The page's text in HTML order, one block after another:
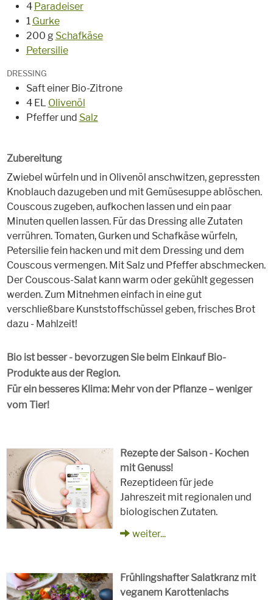
4 Paradeiser
1 Gurke
200 g Schafkäse
Petersilie
DRESSING
Saft einer Bio-Zitrone
4 EL Olivenöl
Pfeffer und Salz
Zubereitung
Zwiebel würfeln und in Olivenöl anschwitzen, gepressten
Knoblauch dazugeben und mit Gemüsesuppe ablöschen.
Couscous zugeben, aufkochen lassen und ein paar
Minuten quellen lassen. Für das Dressing alle Zutaten
verrühren. Tomaten, Gurken und Schafkäse würfeln,
Petersilie fein hacken und mit dem Dressing und dem
Couscous vermengen. Mit Salz und Pfeffer abschmecken.
Der Couscous-Salat kann warm oder gekühlt gegessen
werden. Zum Mitnehmen einfach in eine gut
verschließbare Kunststoffschüssel geben, frisches Brot
dazu - Mahlzeit!
Bio ist besser - bevorzugen Sie beim Einkauf Bio-
Produkte aus der Region.
Für ein besseres Klima: Mehr von der Pflanze – weniger
vom Tier!
Rezepte der Saison - Kochen
mit Genuss!
Rezeptideen für jede
Jahreszeit mit regionalen und
biologischen Zutaten.
weiter...
Frühlingshafter Salatkranz mit
veganem Karottenlachs